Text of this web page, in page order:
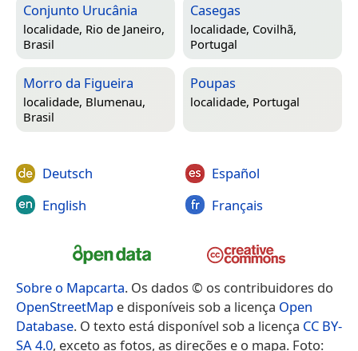
Conjunto Urucânia
localidade, Rio de Janeiro,
Brasil
Casegas
localidade, Covilhã,
Portugal
Morro da Figueira
localidade, Blumenau,
Brasil
Poupas
localidade, Portugal
Deutsch
English
Español
Français
Sobre o Mapcarta. Os dados © os contribuidores do
OpenStreetMap e disponíveis sob a licença Open
Database. O texto está disponível sob a licença CC BY-
SA 4.0, exceto as fotos, as direções e o mapa. Foto: